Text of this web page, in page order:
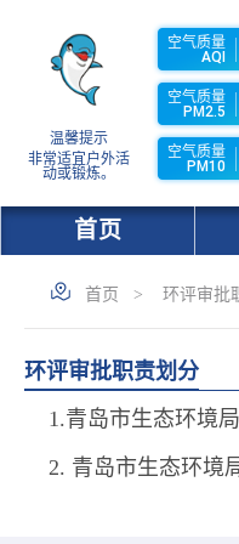
温馨提示
非常适宜户外活
动或锻炼。
空气质量
AQI
空气质量
PM2.5
空气质量
PM10
首页
首页 > 环评审批
环评审批职责划分
1.青岛市生态环境
2. 青岛市生态环境